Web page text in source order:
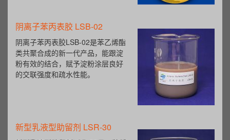
阴离子苯丙表胶 LSB-02
阴离子苯丙表胶LSB-02是苯乙烯酯
类共聚合成的新一代产品，能跟淀
粉有效的结合，赋予淀粉涂层良好
的交联强度和疏水性能。
新型乳液型助留剂 LSR-30